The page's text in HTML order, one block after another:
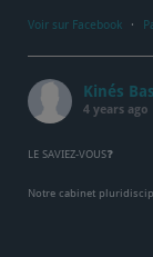
Voir sur Facebook ·
Kinés
4 years ago
LE SAVIEZ-VOUS❓
Notre cabinet